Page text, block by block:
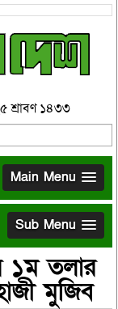
শ্রাবণ ১৪৩৩
Main Menu
Sub Menu
১ম তলার
মুজিব